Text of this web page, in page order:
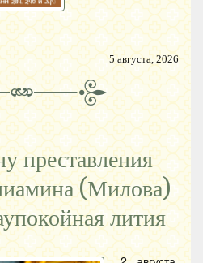
5 августа, 2026
преставления
(Милова)
лития